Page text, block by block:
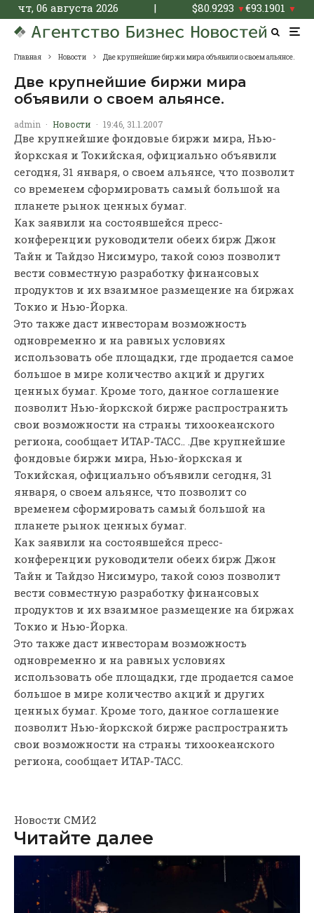
чт, 06 августа 2026 | $80.9293 ▼€93.1901 ▼
Главная Новости Две крупнейшие биржи мира объявили о своем альянсе.
Две крупнейшие биржи мира
объявили о своем альянсе.
admin · Новости · 19:46, 31.1.2007
Две крупнейшие фондовые биржи мира, Нью-
йоркская и Токийская, официально объявили
сегодня, 31 января, о своем альянсе, что позволит
со временем сформировать самый большой на
планете рынок ценных бумаг.
Как заявили на состоявшейся пресс-
конференции руководители обеих бирж Джон
Тайн и Тайдзо Нисимуро, такой союз позволит
вести совместную разработку финансовых
продуктов и их взаимное размещение на биржах
Токио и Нью-Йорка.
Это также даст инвесторам возможность
одновременно и на равных условиях
использовать обе площадки, где продается самое
большое в мире количество акций и других
ценных бумаг. Кроме того, данное соглашение
позволит Нью-йоркской бирже распространить
свои возможности на страны тихоокеанского
региона, сообщает ИТАР-ТАСС.. . Две крупнейшие
фондовые биржи мира, Нью-йоркская и
Токийская, официально объявили сегодня, 31
января, о своем альянсе, что позволит со
временем сформировать самый большой на
планете рынок ценных бумаг.
Как заявили на состоявшейся пресс-
конференции руководители обеих бирж Джон
Тайн и Тайдзо Нисимуро, такой союз позволит
вести совместную разработку финансовых
продуктов и их взаимное размещение на биржах
Токио и Нью-Йорка.
Это также даст инвесторам возможность
одновременно и на равных условиях
использовать обе площадки, где продается самое
большое в мире количество акций и других
ценных бумаг. Кроме того, данное соглашение
позволит Нью-йоркской бирже распространить
свои возможности на страны тихоокеанского
региона, сообщает ИТАР-ТАСС.
Новости СМИ2
Читайте далее